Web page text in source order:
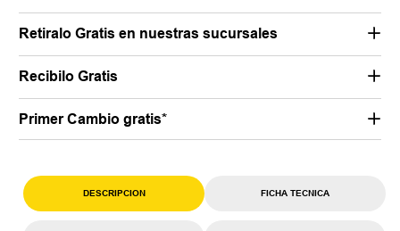
Retiralo Gratis en nuestras sucursales
Recibilo Gratis
Primer Cambio gratis*
DESCRIPCION FICHA TECNICA